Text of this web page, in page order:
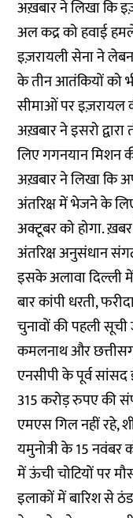
अख़बार ने लिखा कि
अल कद्र को हवाई
इज़रायली सेना ने
के तीन आतंकियों को भी
सीमाओं पर इज़रायल
अख़बार ने इसरो
लिए गगनयान मिशन
अख़बार ने लिखा कि
अंतरिक्ष में भेजने के
अक्टूबर को होगा.
अंतरिक्ष अनुसंधान
इसके अलावा दिल्ली
बार कांपी धरती,
चुनावों की पहली सूची
कमलनाथ और
एनसीपी के पूर्व
315 करोड़ रुपए की
एमएस गिल नहीं रहे,
यमुनोत्री के 15 नवंबर
में ऊंची चोटियों पर
इलाकों में बारिश से